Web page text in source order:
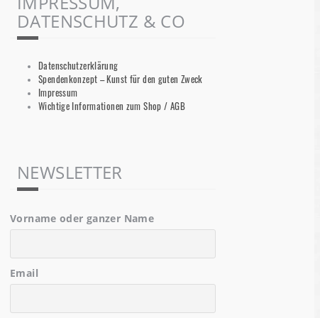
DATENSCHUTZ & CO
Datenschutzerklärung
Spendenkonzept – Kunst für den guten Zweck
Impressum
Wichtige Informationen zum Shop / AGB
NEWSLETTER
Vorname oder ganzer Name
Email